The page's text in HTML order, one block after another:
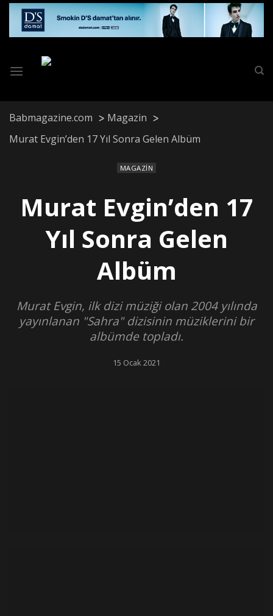
Skip
content
Babmagazine.com
Magazin
Murat Evgin’den 17 Yıl Sonra Gelen Albüm
MAGAZIN
Murat Evgin’den 17
Yıl Sonra Gelen
Albüm
Murat Evgin, ilk dizi müziği olan 2004 yılında
yayınlanan "Sahra" dizisinin müziklerini bir
albümde topladı.
15 Ocak 2021